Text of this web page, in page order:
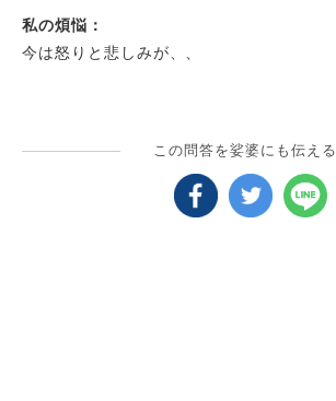
私の煩悩：
今は怒りと悲しみが、、
この問答を娑婆にも伝える